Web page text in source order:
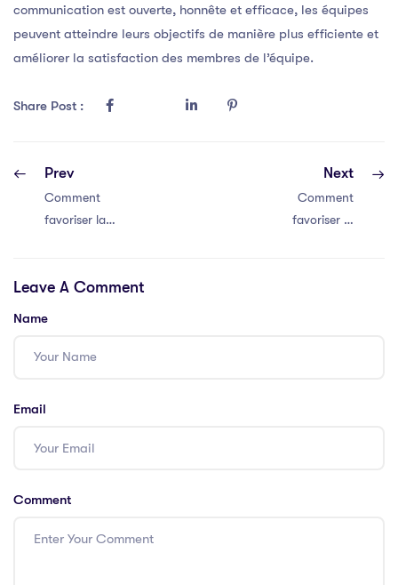
communication est ouverte, honnête et efficace, les équipes
peuvent atteindre leurs objectifs de manière plus efficiente et
améliorer la satisfaction des membres de l’équipe.
Share Post :
Prev
Comment
favoriser la
de votre équipe
Next
Comment
favoriser la
Leave A Comment
Name
Email
Comment